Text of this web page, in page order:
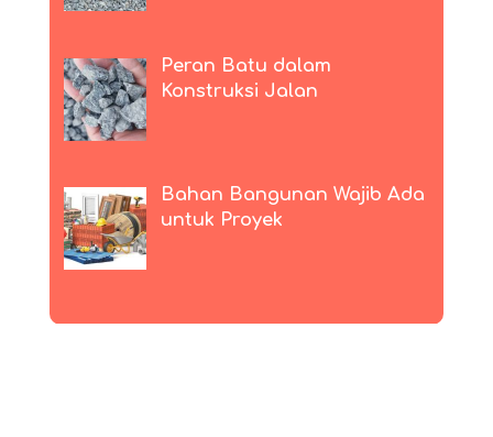
Peran Batu dalam
Konstruksi Jalan
Bahan Bangunan Wajib Ada
untuk Proyek